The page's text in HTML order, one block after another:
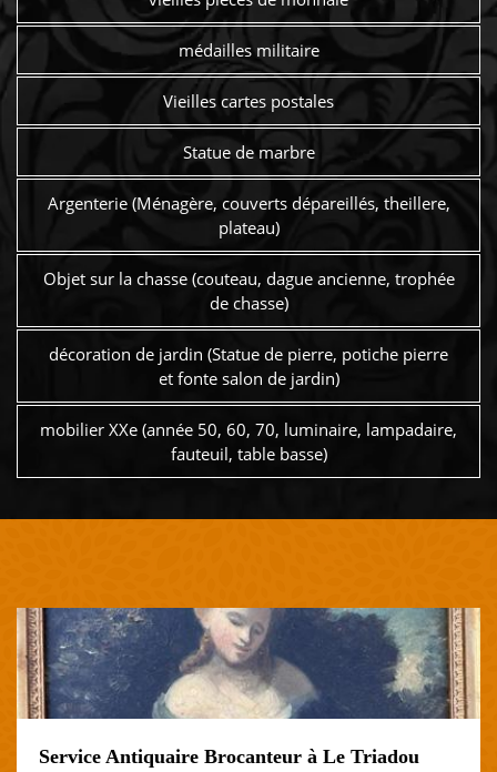
médailles militaire
Vieilles cartes postales
Statue de marbre
Argenterie (Ménagère, couverts dépareillés, theillere,
plateau)
Objet sur la chasse (couteau, dague ancienne, trophée
de chasse)
décoration de jardin (Statue de pierre, potiche pierre
et fonte salon de jardin)
mobilier XXe (année 50, 60, 70, luminaire, lampadaire,
fauteuil, table basse)
Service Antiquaire Brocanteur à Le Triadou